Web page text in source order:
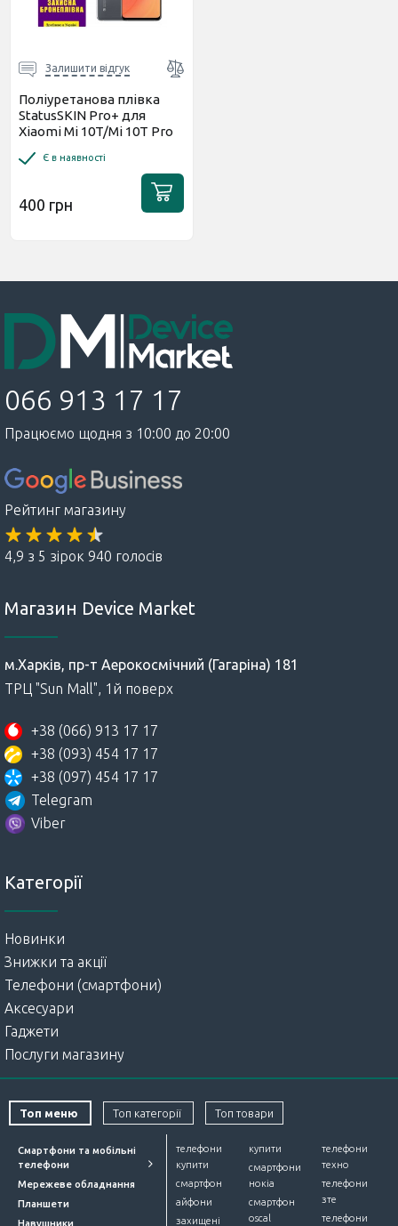
Залишити відгук
Поліуретанова плівка
StatusSKIN Pro+ для
Xiaomi Mi 10T/Mi 10T Pro
Є в наявності
400 грн
066 913 17 17
Працюємо щодня з 10:00 до 20:00
Рейтинг магазину
4,9 з 5 зірок 940 голосів
Магазин Device Market
м.Харків, пр-т Аерокосмічний (Гагаріна) 181
ТРЦ "Sun Mall", 1й поверх
+38 (066) 913 17 17
+38 (093) 454 17 17
+38 (097) 454 17 17
Telegram
Viber
Категорії
Новинки
Знижки та акції
Телефони (смартфони)
Аксесуари
Гаджети
Послуги магазину
Топ меню Топ категорії Топ товари
Смартфони та мобільні
телефони
Мережеве обладнання
Планшети
Навушники
телефони
купити
смартфон
айфони
захищені
купити
смартфони
нокіа
смартфон
oscal
телефони
техно
телефони
зте
телефони